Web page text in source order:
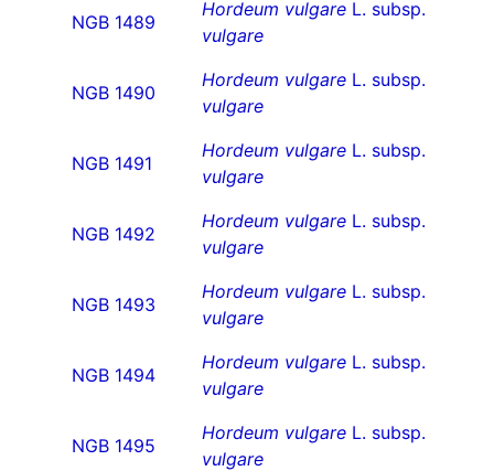
NGB 1489
Hordeum vulgare L. subsp.
vulgare
NGB 1490
Hordeum vulgare L. subsp.
vulgare
NGB 1491
Hordeum vulgare L. subsp.
vulgare
NGB 1492
Hordeum vulgare L. subsp.
vulgare
NGB 1493
Hordeum vulgare L. subsp.
vulgare
NGB 1494
Hordeum vulgare L. subsp.
vulgare
NGB 1495
Hordeum vulgare L. subsp.
vulgare